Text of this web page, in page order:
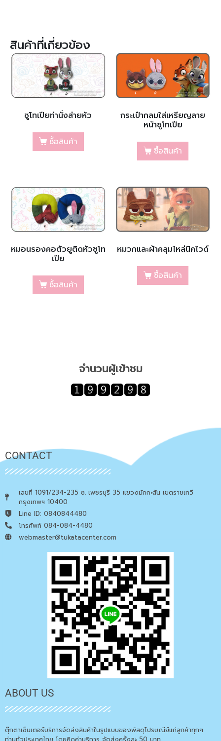
สินค้าที่เกี่ยวข้อง
ซูโทเปียท่านั่งส่ายหัว
ซื้อสินค้า
กระเป๋ากลมใส่เหรียญลาย
หน้าซูโทเปีย
ซื้อสินค้า
หมอนรองคอตัวยูติดหัวซูโท
เปีย
ซื้อสินค้า
หมวกและผ้าคลุมไหล่นิคไวด์
ซื้อสินค้า
จำนวนผู้เข้าชม
CONTACT
เลขที่ 1091/234-235 ซ. เพชรบุรี 35 แขวงมักกะสัน เขตราชเทวี
กรุงเทพฯ 10400
Line ID: 0840844480
โทรศัพท์ 084-084-4480
webmaster@tukatacenter.com
ABOUT US
ตุ๊กตาเซ็นเตอร์บริการจัดส่งสินค้าในรูปแบบของพัสดุไปรษณีย์แก่ลูกค้าทุกๆ